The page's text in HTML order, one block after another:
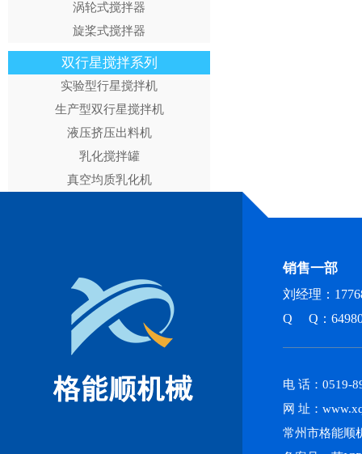
涡轮式搅拌器
旋桨式搅拌器
双行星搅拌系列
实验型行星搅拌机
生产型双行星搅拌机
液压挤压出料机
乳化搅拌罐
真空均质乳化机
销售一部
刘经理：
Q Q：
电 话：0519-
网 址：
常州市格能顺